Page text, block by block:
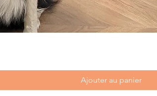
Ajouter au panier